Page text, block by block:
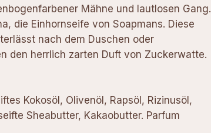
Mähne und lautlosen Gang.
die Einhornseife von Soapmans. Diese
nach dem Duschen oder
den herrlich zarten Duft von Zuckerwatte.
Kokosöl, Olivenöl, Rapsöl, Rizinusöl,
Sheabutter, Kakaobutter. Parfum